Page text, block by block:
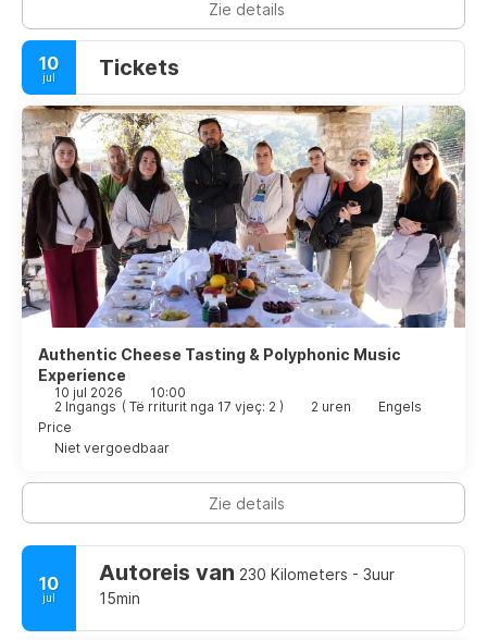
Zie details
10
jul Tickets
Authentic Cheese Tasting & Polyphonic Music
Experience
10 jul 2026
10:00
2 Ingangs ( Të rriturit nga 17 vjeç: 2 ) 2 uren
Engels
Price
Niet vergoedbaar
Zie details
10
jul
Autoreis van 230 Kilometers - 3uur
15min